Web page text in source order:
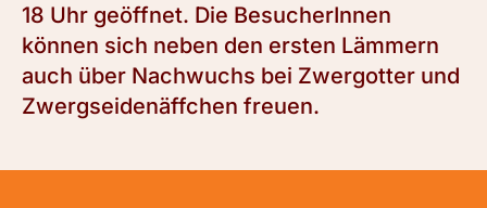
18 Uhr geöffnet. Die BesucherInnen
können sich neben den ersten Lämmern
auch über Nachwuchs bei Zwergotter und
Zwergseidenäffchen freuen.